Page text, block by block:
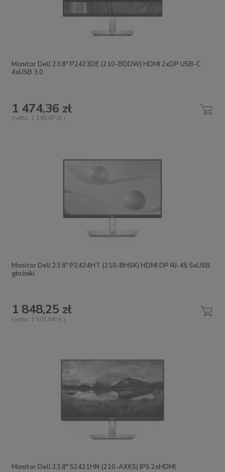
Monitor Dell 23.8" P2423DE (210-BDDW) HDMI 2xDP USB-C
4xUSB 3.0
1 474,36 zł
(netto: 1 198,67 zł )
Monitor Dell 23.8" P2424HT (210-BHSK) HDMI DP RJ-45 5xUSB
głośniki
1 848,25 zł
(netto: 1 502,64 zł )
Monitor Dell 23.8" S2421HN (210-AXKS) IPS 2xHDMI